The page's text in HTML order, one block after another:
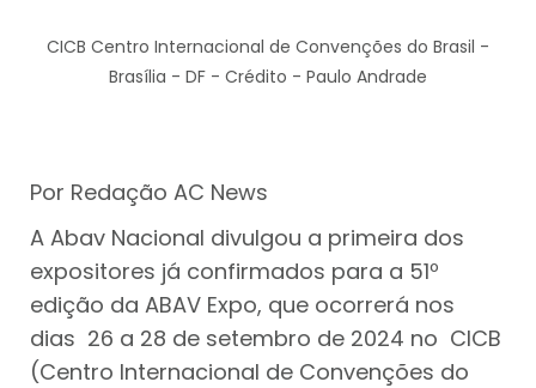
CICB Centro Internacional de Convenções do Brasil -
Brasília - DF - Crédito - Paulo Andrade
Por Redação AC News
A Abav Nacional divulgou a primeira dos
expositores já confirmados para a 51º
edição da ABAV Expo, que ocorrerá nos
dias 26 a 28 de setembro de 2024 no CICB
(Centro Internacional de Convenções do